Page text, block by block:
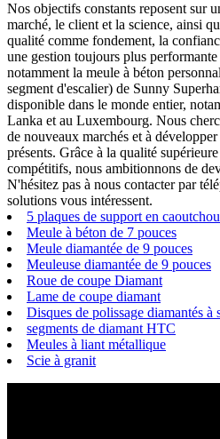
Nos objectifs constants reposent sur
marché, le client et la science, ainsi
qualité comme fondement, la
une gestion toujours plus
notamment la meule à béton
segment d'escalier) de Sunny
disponible dans le monde entier,
Lanka et au Luxembourg. Nous
de nouveaux marchés et à
présents. Grâce à la qualité
compétitifs, nous ambitionnons de
N'hésitez pas à nous contacter par
solutions vous intéressent.
5 plaques de support en
Meule à béton de 7 pouces
Meule diamantée de 9 pouces
Meuleuse diamantée de 9 pouces
Roue de coupe Diamant
Lame de coupe diamant
Disques de polissage diamantés à
segments de diamant HTC
Meules à liant métallique
Scie à granit